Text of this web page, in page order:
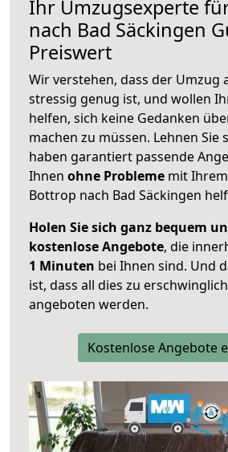
Ihr Umzugsexperte
nach Bad Säckingen
Preiswert
Wir verstehen, dass der Umzug
stressig genug ist, und wollen
helfen, sich keine Gedanken
machen zu müssen. Lehnen Sie
haben garantiert passende
Ihnen ohne Probleme mit
Bottrop nach Bad Säckingen
Holen Sie sich ganz bequem
kostenlose Angebote, die
1 Minuten bei Ihnen sind. Und
ist, dass all dies zu
angeboten werden.
Kostenlose Angebote